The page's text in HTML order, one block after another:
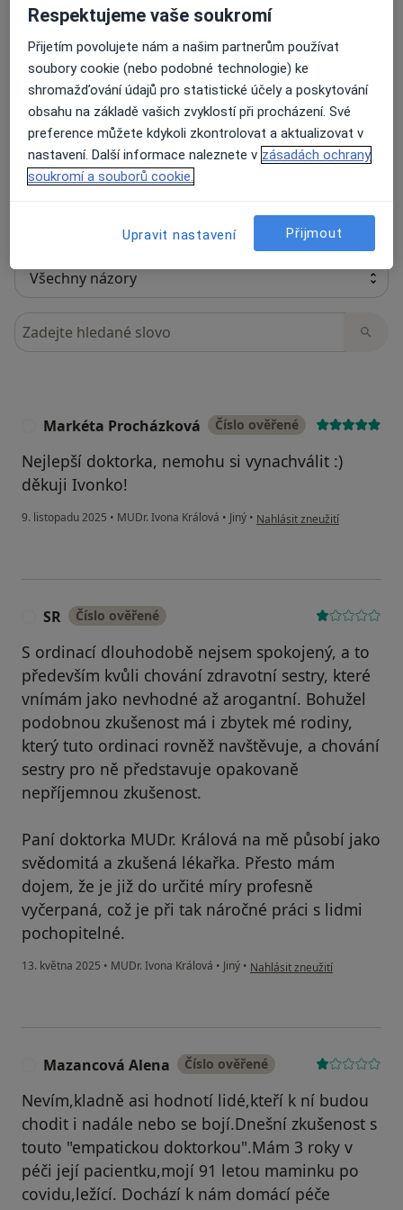
11 názorů
Recenze pacientů jsou pro nás důležité.
Specialisté nemají možnost zaplatit za
odstranění nebo změnu recenze pacienta.
Hledejte v názorech
Markéta Procházková Číslo ověřené
Nejlepší doktorka, nemohu si vynachválit :)
děkuji Ivonko!
9. listopadu 2025 • MUDr. Ivona Králová • Jiný • podle názoru uživatele
Nahlásit zneužití
SR Číslo ověřené
S ordinací dlouhodobě nejsem spokojený, a to
především kvůli chování zdravotní sestry, které
vnímám jako nevhodné až arogantní. Bohužel
podobnou zkušenost má i zbytek mé rodiny,
který tuto ordinaci rovněž navštěvuje, a chování
sestry pro ně představuje opakovaně
nepříjemnou zkušenost.
Paní doktorka MUDr. Králová na mě působí jako
svědomitá a zkušená lékařka. Přesto mám
dojem, že je již do určité míry profesně
vyčerpaná, což je při tak náročné práci s lidmi
pochopitelné.
13. května 2025 • MUDr. Ivona Králová • Jiný • podle názoru uživatele SR
Nahlásit zneužití
Mazancová Alena Číslo ověřené
Nevím,kladně asi hodnotí lidé,kteří k ní budou
chodit i nadále nebo se bojí.Dnešní zkušenost s
touto "empatickou doktorkou".Mám 3 roky v
péči její pacientku,mojí 91 letou maminku po
covidu,ležící. Dochází k nám domácí péče
Respektujeme vaše soukromí
Přijetím povolujete nám a našim partnerům používat
soubory cookie (nebo podobné technologie) ke
shromažďování údajů pro statistické účely a poskytování
obsahu na základě vašich zvyklostí při procházení. Své
preference můžete kdykoli zkontrolovat a aktualizovat v
nastavení. Další informace naleznete v zásadách ochrany
soukromí a souborů cookie.
Upravit nastavení Přijmout